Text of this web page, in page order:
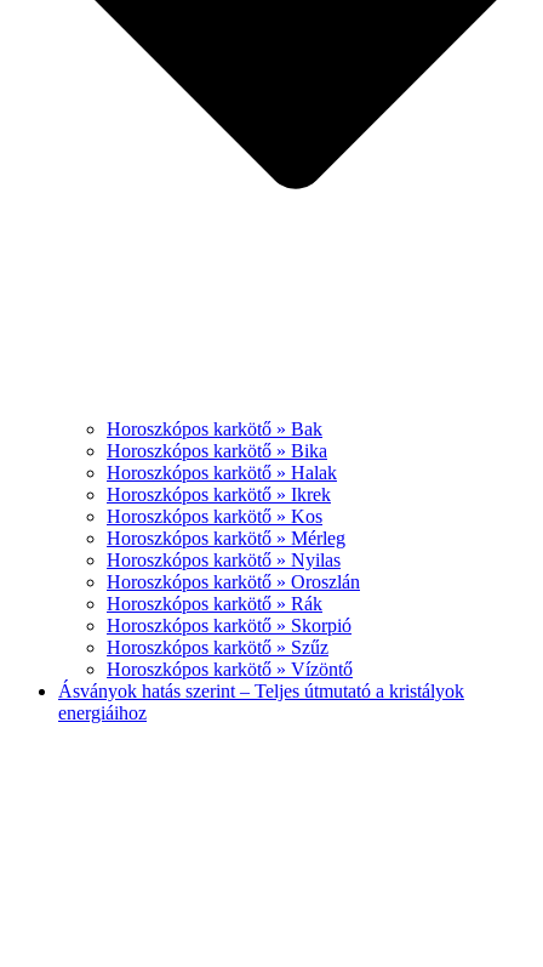
Horoszkópos karkötő » Bak
Horoszkópos karkötő » Bika
Horoszkópos karkötő » Halak
Horoszkópos karkötő » Ikrek
Horoszkópos karkötő » Kos
Horoszkópos karkötő » Mérleg
Horoszkópos karkötő » Nyilas
Horoszkópos karkötő » Oroszlán
Horoszkópos karkötő » Rák
Horoszkópos karkötő » Skorpió
Horoszkópos karkötő » Szűz
Horoszkópos karkötő » Vízöntő
Ásványok hatás szerint – Teljes útmutató a kristályok
energiáihoz